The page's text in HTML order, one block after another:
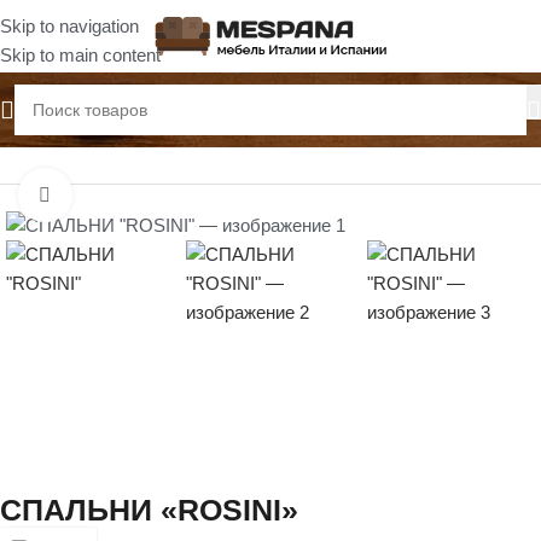
Skip to navigation
Skip to main content
Главная Спальни
СПАЛЬНИ «ROSINI»